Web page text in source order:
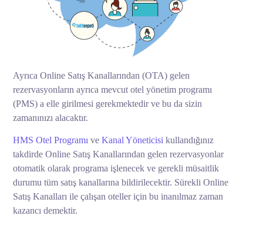
Ayrıca Online Satış Kanallarından (OTA) gelen
rezervasyonların ayrıca mevcut otel yönetim programı
(PMS) a elle girilmesi gerekmektedir ve bu da sizin
zamanınızı alacaktır.
HMS Otel Programı veKanal Yöneticisi kullandığınız
takdirde Online Satış Kanallarından gelen rezervasyonlar
otomatik olarak programa işlenecek ve gerekli müsaitlik
durumu tüm satış kanallarına bildirilecektir. Sürekli Online
Satış Kanalları ile çalışan oteller için bu inanılmaz zaman
kazancı demektir.